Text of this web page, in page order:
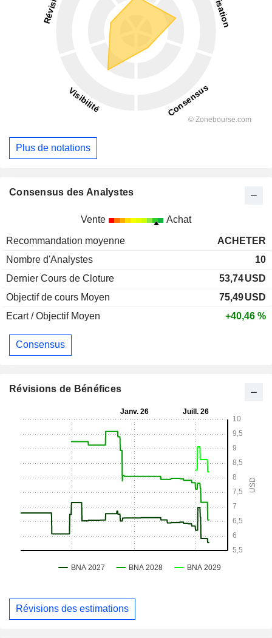
Plus de notations
Consensus des Analystes
Vente Achat
Recommandation moyenne
ACHETER
Nombre d'Analystes
10
Dernier Cours de Cloture
53,74USD
Objectif de cours Moyen
75,49USD
Ecart / Objectif Moyen
+40,46 %
Consensus
Révisions de Bénéfices
Révisions des estimations